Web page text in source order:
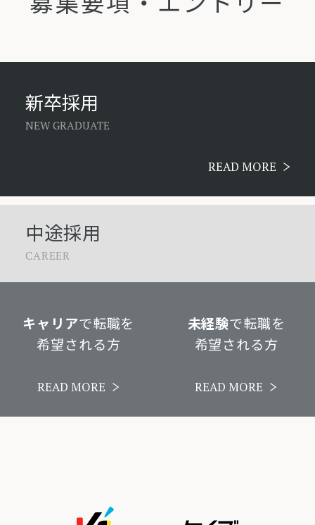
新卒採用
NEW GRADUATE
READ MORE
中途採用
CAREER
キャリアで転職を
希望される方
READ MORE
未経験で転職を
希望される方
READ MORE